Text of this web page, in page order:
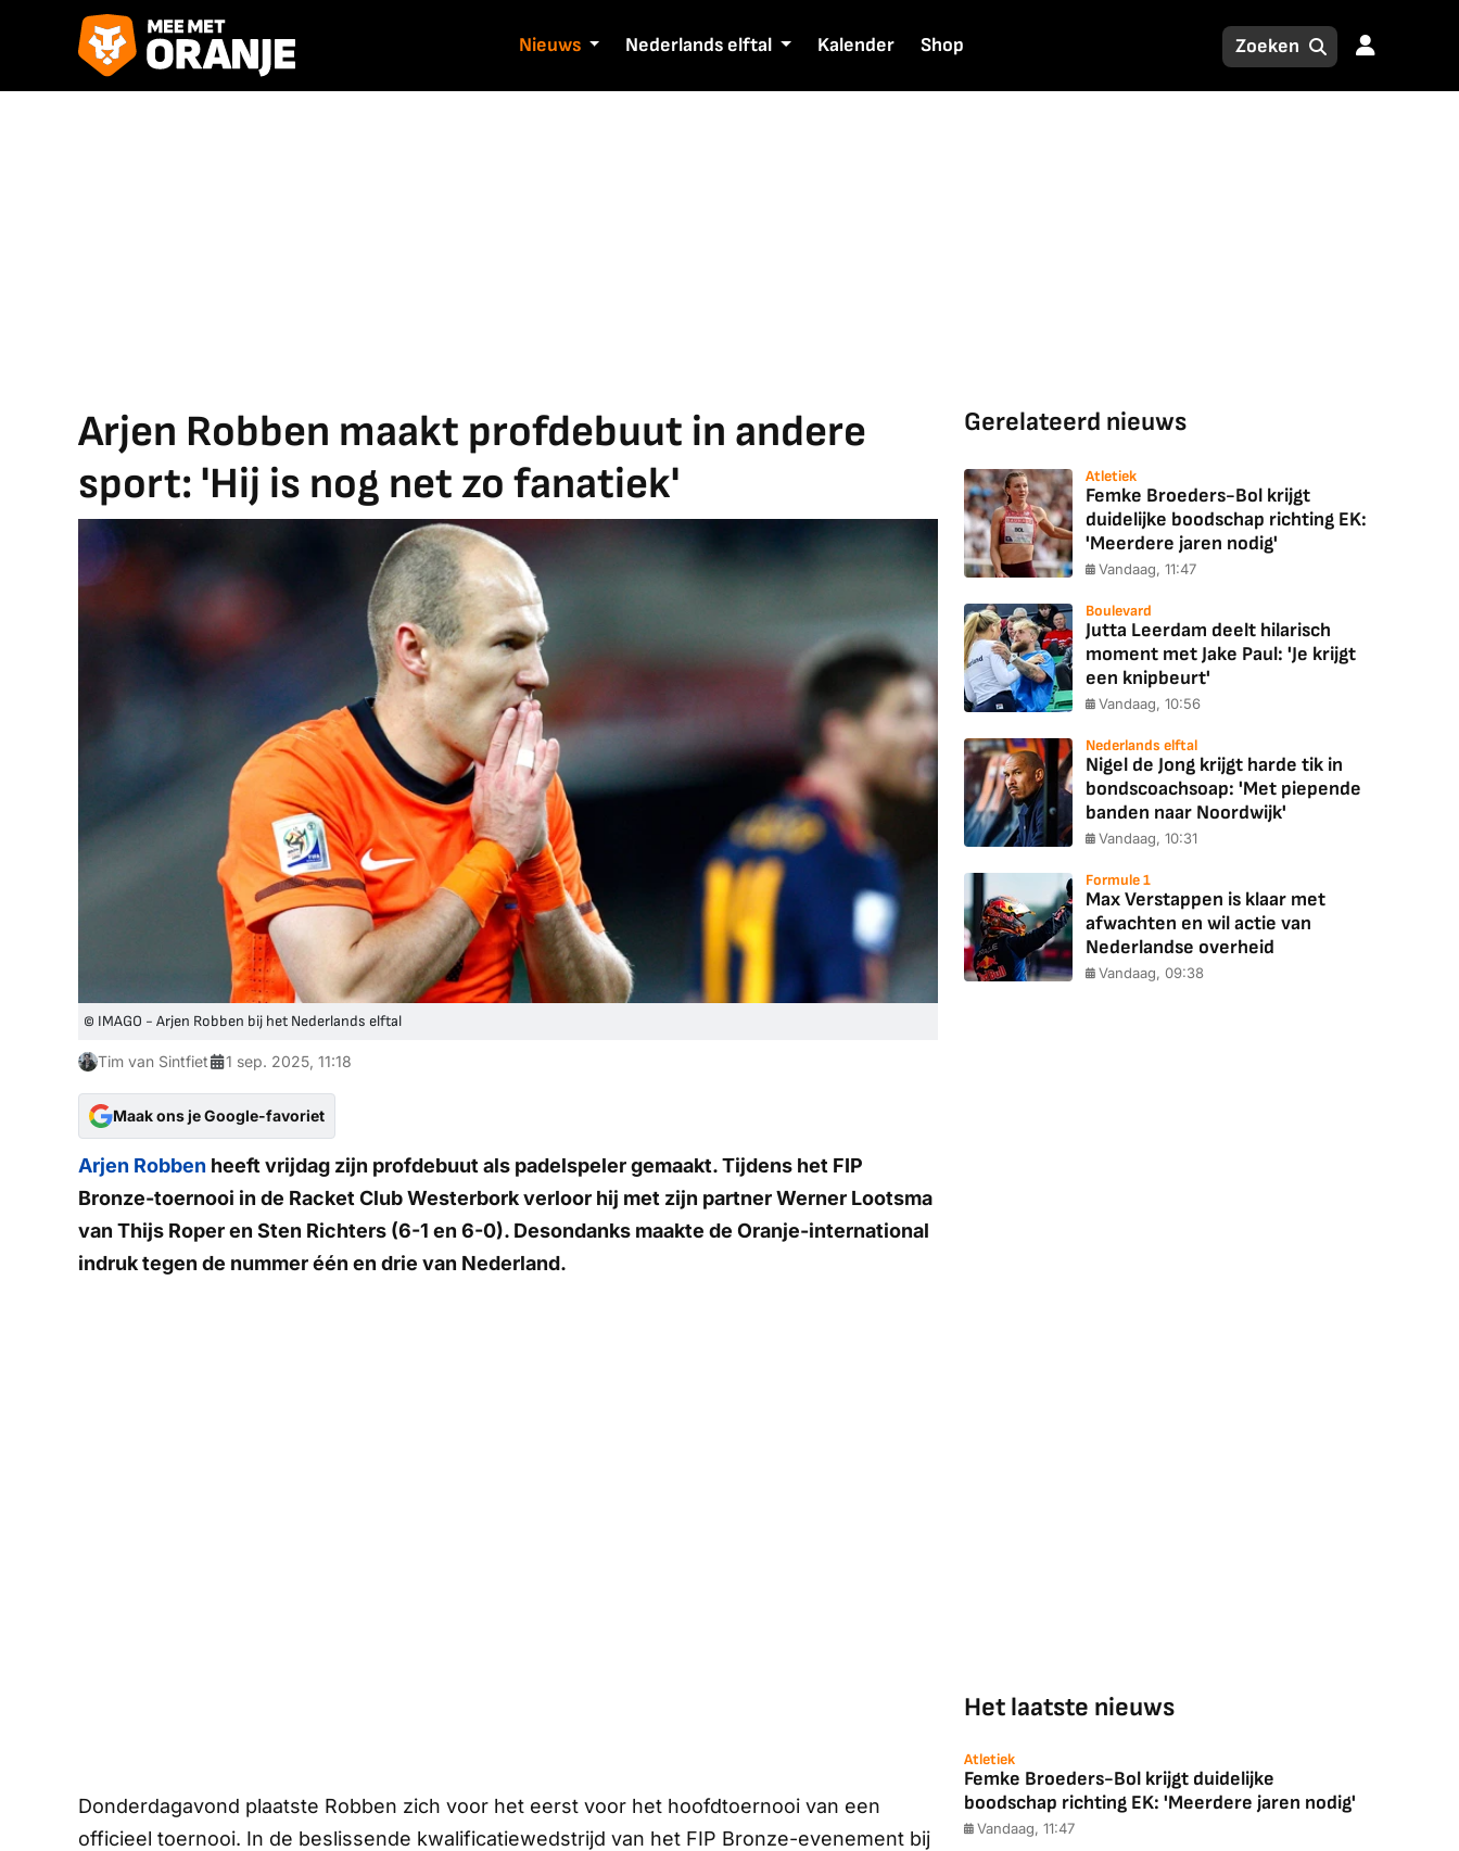
Nieuws Nederlands elftal Kalender Shop
Arjen Robben maakt profdebuut in andere
sport: 'Hij is nog net zo fanatiek'
© IMAGO - Arjen Robben bij het Nederlands elftal
Tim van Sintfiet 1 sep. 2025, 11:18
Maak ons je Google-favoriet
Arjen Robben heeft vrijdag zijn profdebuut als padelspeler gemaakt. Tijdens het FIP
Bronze-toernooi in de Racket Club Westerbork verloor hij met zijn partner Werner Lootsma
van Thijs Roper en Sten Richters (6-1 en 6-0). Desondanks maakte de Oranje-international
indruk tegen de nummer één en drie van Nederland.
Donderdagavond plaatste Robben zich voor het eerst voor het hoofdtoernooi van een
officieel toernooi. In de beslissende kwalificatiewedstrijd van het FIP Bronze-evenement bij
Gerelateerd nieuws
Atletiek
Femke Broeders-Bol krijgt
duidelijke boodschap richting EK:
'Meerdere jaren nodig'
Vandaag, 11:47
Boulevard
Jutta Leerdam deelt hilarisch
moment met Jake Paul: 'Je krijgt
een knipbeurt'
Vandaag, 10:56
Nederlands elftal
Nigel de Jong krijgt harde tik in
bondscoachsoap: 'Met piepende
banden naar Noordwijk'
Vandaag, 10:31
Formule 1
Max Verstappen is klaar met
afwachten en wil actie van
Nederlandse overheid
Vandaag, 09:38
Het laatste nieuws
Atletiek
Femke Broeders-Bol krijgt duidelijke
boodschap richting EK: 'Meerdere jaren nodig'
Vandaag, 11:47